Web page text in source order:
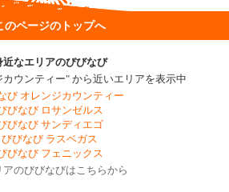
のページのトップへ
近なエリアのびびなび
ウンティー" から近いエリアを表示中
び オレンジカウンティー
びなび ロサンゼルス
びなび サンディエゴ
びびなび ラスベガス
びなび フェニックス
アのびびなびはこちらから